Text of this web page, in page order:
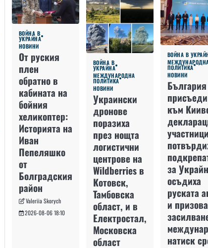
ВОЙНА В
УКРАЙНА
НОВИНИ
От руския
плен
обратно в
кабината на
бойния
хеликоптер:
Историята на
Иван
Пепеляшко
от
Болградския
район
Valeriia Skorych
2026-08-06 18:10
ВОЙНА В
УКРАЙНА
МЕЖДУНАРОДНА
ПОЛИТИКА
НОВИНИ
Украински
дронове
поразиха
през нощта
логистични
центрове на
Wildberries в
Котовск,
Тамбовска
област, и в
Електростал,
Московска
област
ВОЙНА В
ПОЛИТИКА
НОВИНИ
към
за
осъдиха
руската
и
натиск